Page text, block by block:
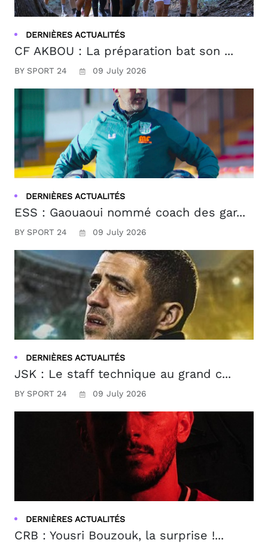
DERNIÈRES ACTUALITÉS
CF AKBOU : La préparation bat son ...
BY SPORT 24 09 July 2026
DERNIÈRES ACTUALITÉS
ESS : Gaouaoui nommé coach des gar...
BY SPORT 24 09 July 2026
DERNIÈRES ACTUALITÉS
JSK : Le staff technique au grand c...
BY SPORT 24 09 July 2026
DERNIÈRES ACTUALITÉS
CRB : Yousri Bouzouk, la surprise !...